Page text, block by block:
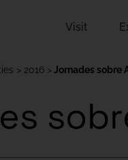
Visit
2016 Jornades sobre